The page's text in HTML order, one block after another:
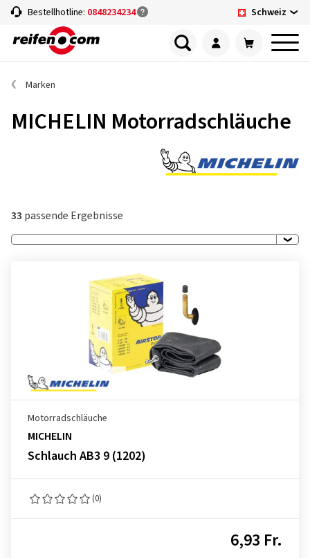
Bestellhotline: 0848234234 Schweiz
Marken
MICHELIN Motorradschläuche
33 passende Ergebnisse
Motorradschläuche
MICHELIN
Schlauch AB3 9 (1202)
(0)
6,93 Fr.